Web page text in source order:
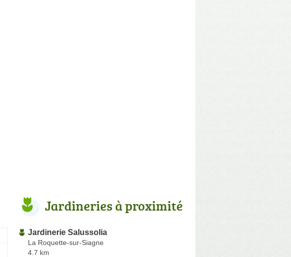
Jardineries à proximité
Jardinerie Salussolia
La Roquette-sur-Siagne
4.7 km